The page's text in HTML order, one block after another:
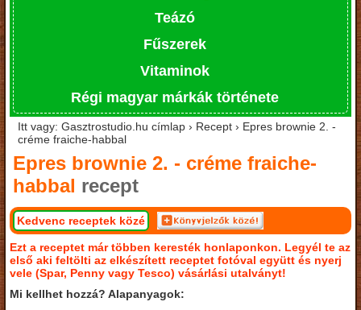
Teázó
Fűszerek
Vitaminok
Régi magyar márkák története
Itt vagy: Gasztrostudio.hu címlap › Recept › Epres brownie 2. -
créme fraiche-habbal
Epres brownie 2. - créme fraiche-
habbal recept
Kedvenc receptek közé
Ezt a receptet már többen keresték honlaponkon. Legyél te az
első aki feltölti az elkészített receptet fotóval együtt és nyerj
vele (Spar, Penny vagy Tesco) vásárlási utalványt!
Mi kellhet hozzá? Alapanyagok: